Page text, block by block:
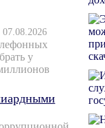
07.08.2026
у